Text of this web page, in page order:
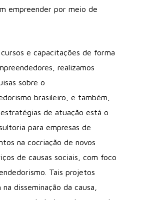
empreender por meio de
e capacitações de forma
realizamos
sobre o
brasileiro, e também,
de atuação está o
para empresas de
na cocriação de novos
de causas sociais, com foco
Tais projetos
disseminação da causa,